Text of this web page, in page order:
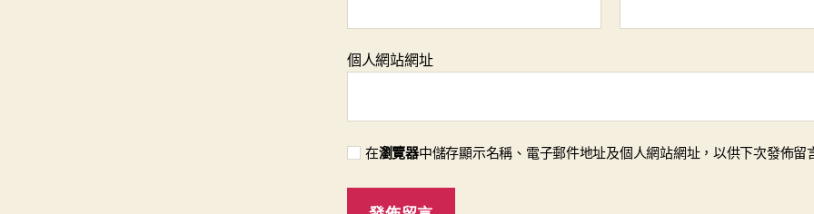
個人網站網址
在瀏覽器中儲存顯示名稱、電子郵件地址及個人網站網址，以供下次發佈留